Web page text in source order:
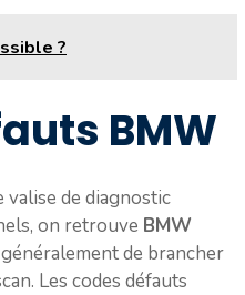
?
BMW
de diagnostic
on retrouve BMW
de brancher
Les codes défauts